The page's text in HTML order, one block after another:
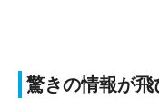
驚きの情報が飛